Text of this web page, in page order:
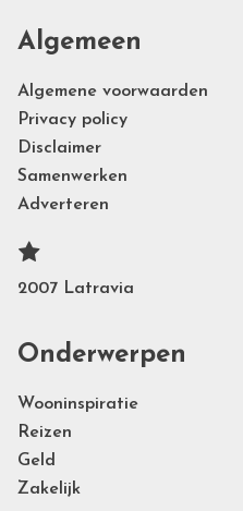
Algemeen
Algemene voorwaarden
Privacy policy
Disclaimer
Samenwerken
Adverteren
2007 Latravia
Onderwerpen
Wooninspiratie
Reizen
Geld
Zakelijk